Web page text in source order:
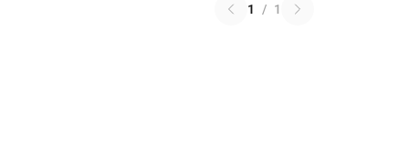
1 / 1